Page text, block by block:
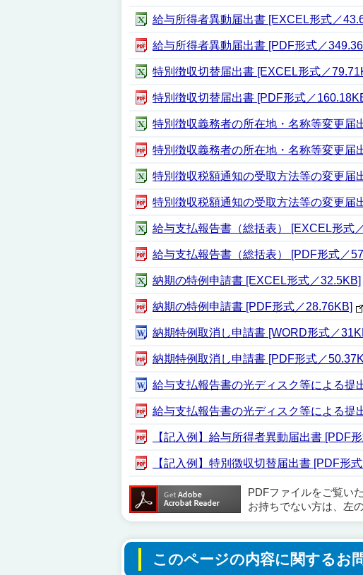
給与所得者異動届出書 [EXCEL形式／
給与所得者異動届出書 [PDF形式／
特別徴収切替届出書 [EXCEL形式／
特別徴収切替届出書 [PDF形式／
特別徴収義務者の所在地・名称等変更届
特別徴収義務者の所在地・名称等変更届
特別徴収税額通知の受取方法等の変更届
特別徴収税額通知の受取方法等の変更届
給与支払報告書（総括表） [EXCEL形式
給与支払報告書（総括表） [PDF形式／
納期の特例申請書 [EXCEL形式／32.5KB]
納期の特例申請書 [PDF形式／28.76KB]
納期特例取消し申請書 [WORD形式／
納期特例取消し申請書 [PDF形式／
給与支払報告書の光ディスク等による提
給与支払報告書の光ディスク等による提
【記入例】給与所得者異動届出書 [PDF
【記入例】特別徴収切替届出書 [PDF形
PDFファイルをご覧い
お持ちでない方は、左
このページの内容に関するお